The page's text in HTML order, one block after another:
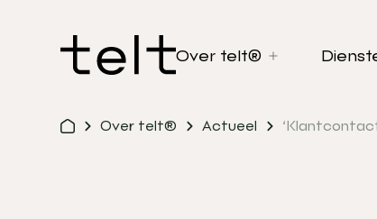
Over telt®
Over telt® Actueel